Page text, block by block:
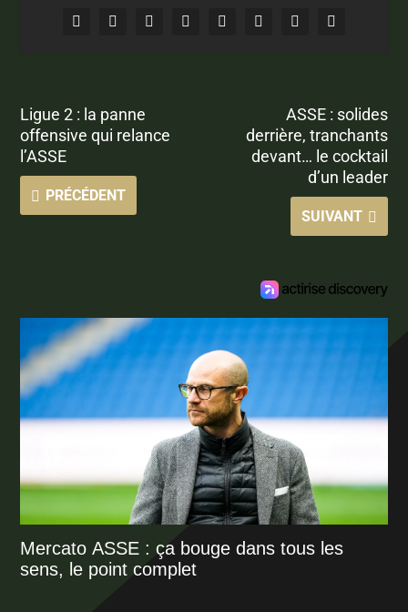
Ligue 2 : la panne
offensive qui relance
l’ASSE
PRÉCÉDENT
ASSE : solides
derrière, tranchants
devant… le cocktail
d’un leader
SUIVANT
Mercato ASSE : ça bouge dans tous les
sens, le point complet